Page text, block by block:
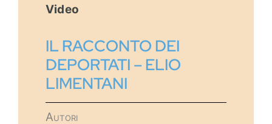
Video
IL RACCONTO DEI
DEPORTATI – ELIO
LIMENTANI
Autori